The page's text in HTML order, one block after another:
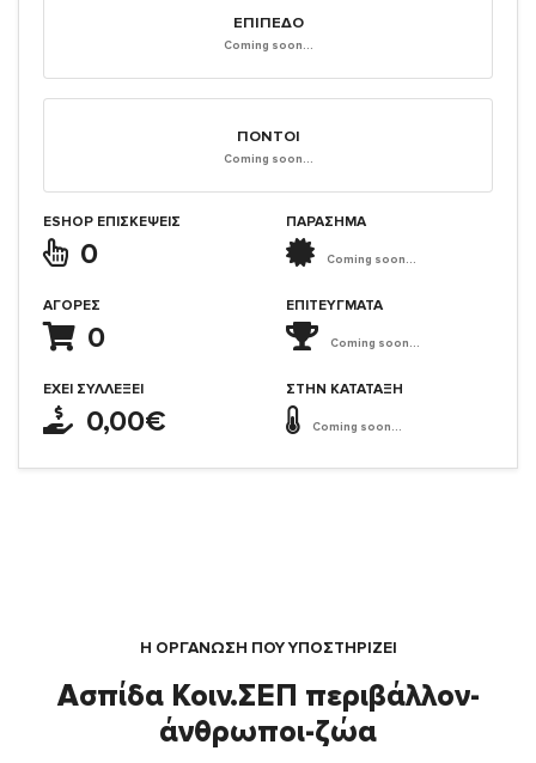
ΕΠΊΠΕΔΟ
Coming soon...
ΠΌΝΤΟΙ
Coming soon...
ESHOP ΕΠΙΣΚΈΨΕΙΣ
0
ΑΓΟΡΈΣ
0
ΈΧΕΙ ΣΥΛΛΈΞΕΙ
0,00€
ΠΑΡΑΣΗΜΑ
Coming soon...
ΕΠΙΤΕΎΓΜΑΤΑ
Coming soon...
ΣΤΗΝ ΚΑΤΆΤΑΞΗ
Coming soon...
Η ΟΡΓΆΝΩΣΗ ΠΟΥ ΥΠΟΣΤΗΡΙΖΕΙ
Ασπίδα Κοιν.ΣΕΠ περιβάλλον-
άνθρωποι-ζώα